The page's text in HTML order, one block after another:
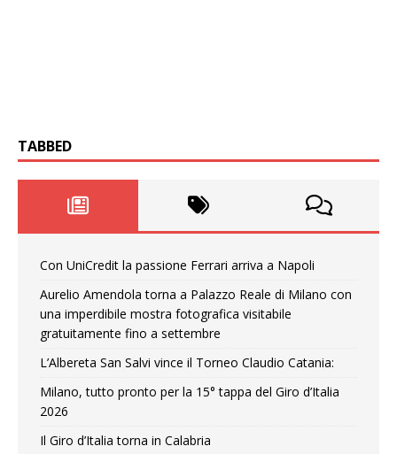
TABBED
Con UniCredit la passione Ferrari arriva a Napoli
Aurelio Amendola torna a Palazzo Reale di Milano con
una imperdibile mostra fotografica visitabile
gratuitamente fino a settembre
L’Albereta San Salvi vince il Torneo Claudio Catania:
Milano, tutto pronto per la 15° tappa del Giro d’Italia
2026
Il Giro d’Italia torna in Calabria